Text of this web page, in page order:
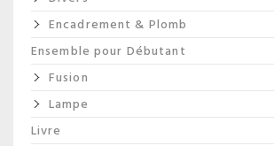
Encadrement & Plomb
Ensemble pour Débutant
Fusion
Lampe
Livre